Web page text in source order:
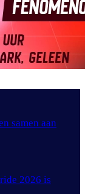
samen aan
2026 is